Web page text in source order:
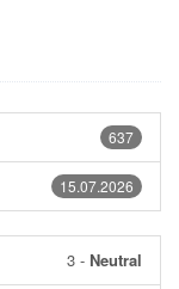
637
15.07.2026
3 - Neutral